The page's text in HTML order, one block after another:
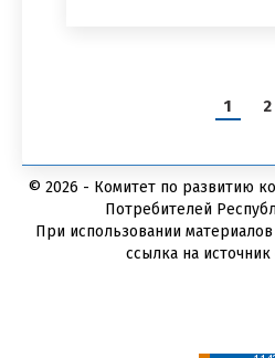
1 2
© 2026 - Комитет по развитию
Потребителей
При использовании материалов
ссылка на источник